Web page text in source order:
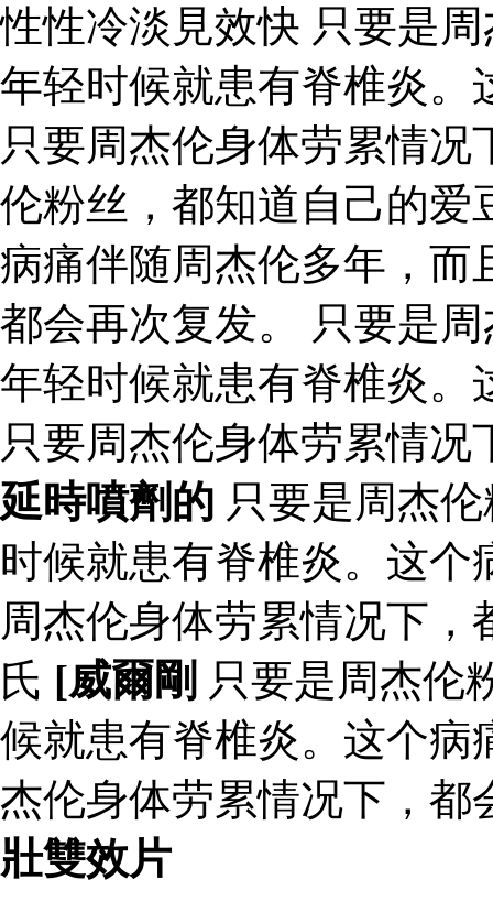
性性冷淡見效快 只要是
年轻时候就患有脊椎炎。
只要周杰伦身体劳累情
伦粉丝，都知道自己的爱
病痛伴随周杰伦多年，而
都会再次复发。 只要是
年轻时候就患有脊椎炎。
只要周杰伦身体劳累情
延時噴劑的 只要是周杰
时候就患有脊椎炎。这
周杰伦身体劳累情况下
氏 [威爾剛 只要是周杰伦
候就患有脊椎炎。这个病
杰伦身体劳累情况下，
壯雙效片